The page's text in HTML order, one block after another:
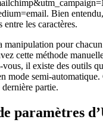
Bien
entre les caractères.
manipulation pour
cette méthode
vous, il existe des outils
mode semi-automatique.
partie.
paramètres